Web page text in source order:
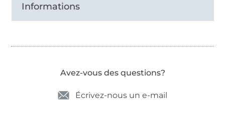
Informations
Avez-vous des questions?
Écrivez-nous un e-mail